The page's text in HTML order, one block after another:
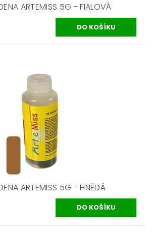
ARTEMISS 5G - FIALOVÁ
ARTEMISS 5G - HNĚDÁ